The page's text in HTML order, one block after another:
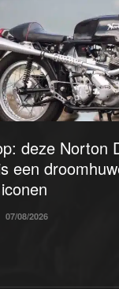
deze Norton
een
07/08/2026